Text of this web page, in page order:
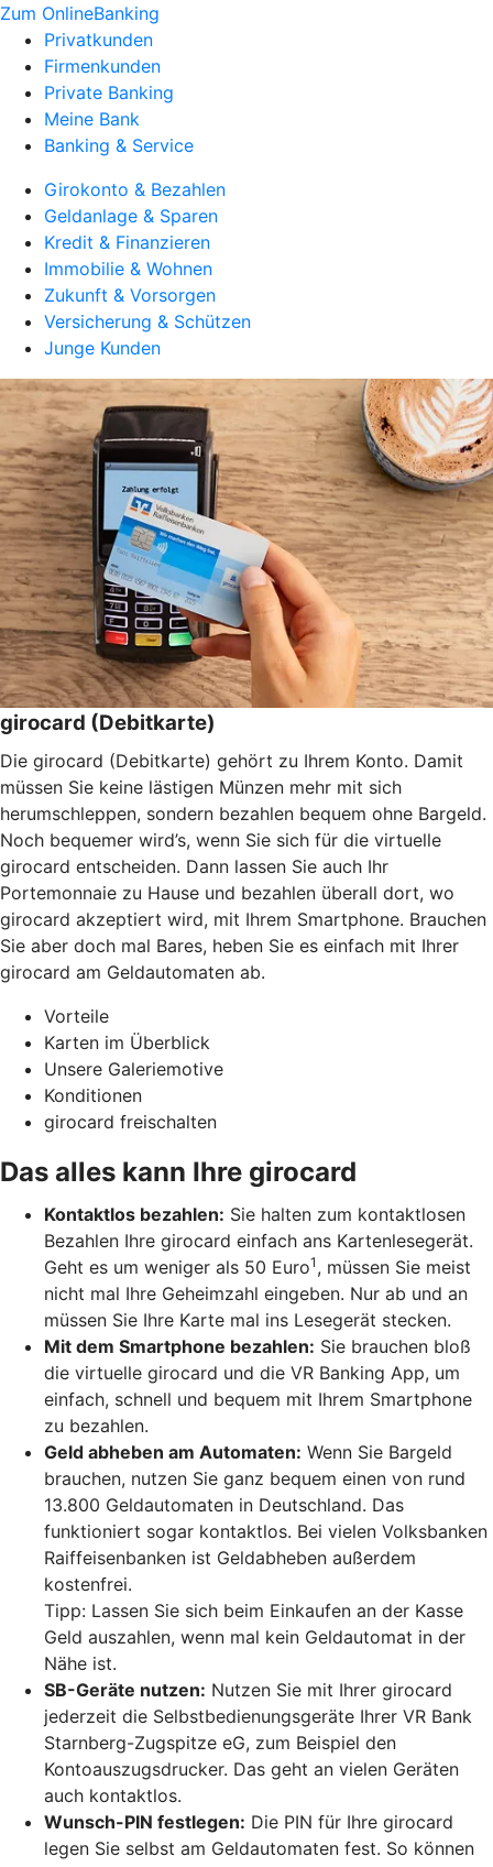
Zum OnlineBanking
Privatkunden
Firmenkunden
Private Banking
Meine Bank
Banking & Service
Girokonto & Bezahlen
Geldanlage & Sparen
Kredit & Finanzieren
Immobilie & Wohnen
Zukunft & Vorsorgen
Versicherung & Schützen
Junge Kunden
girocard (Debitkarte)
Die girocard (Debitkarte) gehört zu Ihrem Konto. Damit
müssen Sie keine lästigen Münzen mehr mit sich
herumschleppen, sondern bezahlen bequem ohne Bargeld.
Noch bequemer wird’s, wenn Sie sich für die virtuelle
girocard entscheiden. Dann lassen Sie auch Ihr
Portemonnaie zu Hause und bezahlen überall dort, wo
girocard akzeptiert wird, mit Ihrem Smartphone. Brauchen
Sie aber doch mal Bares, heben Sie es einfach mit Ihrer
girocard am Geldautomaten ab.
Vorteile
Karten im Überblick
Unsere Galeriemotive
Konditionen
girocard freischalten
Das alles kann Ihre girocard
Kontaktlos bezahlen: Sie halten zum kontaktlosen
Bezahlen Ihre girocard einfach ans Kartenlesegerät.
Geht es um weniger als 50 Euro1 , müssen Sie meist
nicht mal Ihre Geheimzahl eingeben. Nur ab und an
müssen Sie Ihre Karte mal ins Lesegerät stecken.
Mit dem Smartphone bezahlen: Sie brauchen bloß
die virtuelle girocard und die VR Banking App, um
einfach, schnell und bequem mit Ihrem Smartphone
zu bezahlen.
Geld abheben am Automaten: Wenn Sie Bargeld
brauchen, nutzen Sie ganz bequem einen von rund
13.800 Geldautomaten in Deutschland. Das
funktioniert sogar kontaktlos. Bei vielen Volksbanken
Raiffeisenbanken ist Geldabheben außerdem
kostenfrei.
Tipp: Lassen Sie sich beim Einkaufen an der Kasse
Geld auszahlen, wenn mal kein Geldautomat in der
Nähe ist.
SB-Geräte nutzen: Nutzen Sie mit Ihrer girocard
jederzeit die Selbstbedienungsgeräte Ihrer VR Bank
Starnberg-Zugspitze eG, zum Beispiel den
Kontoauszugsdrucker. Das geht an vielen Geräten
auch kontaktlos.
Wunsch-PIN festlegen: Die PIN für Ihre girocard
legen Sie selbst am Geldautomaten fest. So können